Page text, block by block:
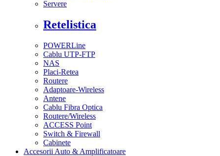
Servere
Retelistica
POWERLine
Cablu UTP-FTP
NAS
Placi-Retea
Routere
Adaptoare-Wireless
Antene
Cablu Fibra Optica
Routere/Wireless
ACCESS Point
Switch & Firewall
Cabinete
Accesorii Auto & Amplificatoare